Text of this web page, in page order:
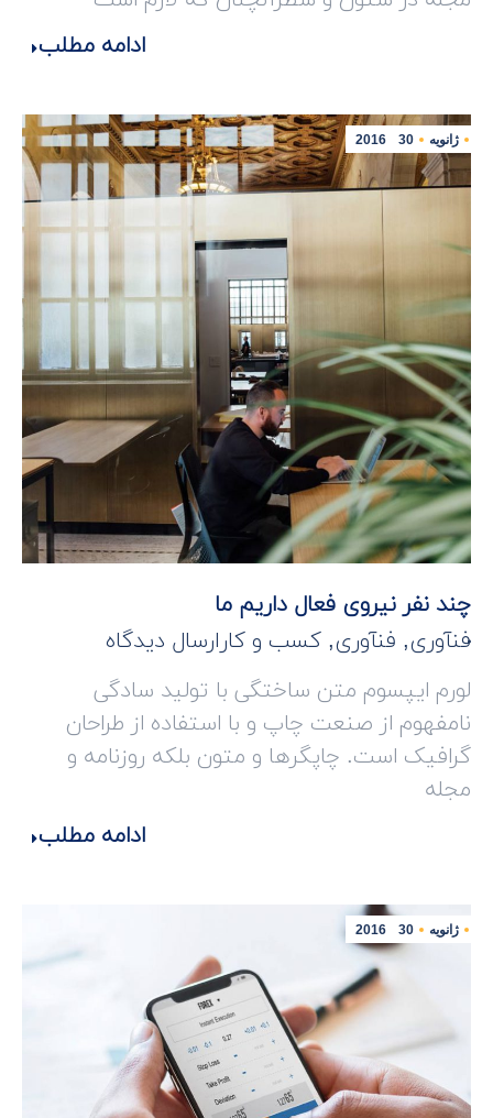
ادامه مطلب
ژانویه 30
2016
چند نفر نیروی فعال داریم ما
فنآوری, فنآوری, کسب و کار ارسال دیدگاه
لورم ایپسوم متن ساختگی با تولید سادگی
نامفهوم از صنعت چاپ و با استفاده از طراحان
گرافیک است. چاپگرها و متون بلکه روزنامه و
مجله
ادامه مطلب
ژانویه 30
2016